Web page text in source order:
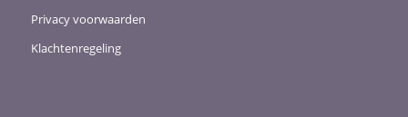
Privacy voorwaarden
Klachtenregeling